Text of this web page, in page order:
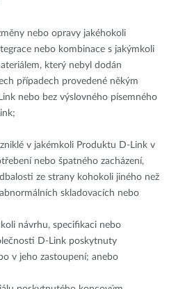
nebo opravy jakéhokoli
nebo kombinace s jakýmkoli
který nebyl dodán
případech provedené někým
nebo bez výslovného písemného
v jakémkoli Produktu D-Link v
nebo špatného zacházení,
ze strany kohokoli jiného než
skladovacích nebo
návrhu, specifikaci nebo
D-Link poskytnuty
v jeho zastoupení; anebo